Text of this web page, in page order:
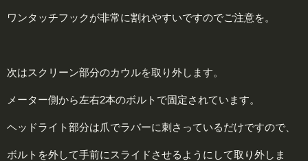
ワンタッチフックが非常に割れやすいですのでご注意を。
次はスクリーン部分のカウルを取り外します。
メーター側から左右2本のボルトで固定されています。
ヘッドライト部分は爪でラバーに刺さっているだけですので、
ボルトを外して手前にスライドさせるようにして取り外しま